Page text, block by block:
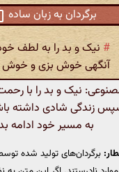
برگردان به زبان ساده
# نیک و بد را به لطف
آنگهی خوش بزی و خوش
نیک و بد را با
زندگی شادی داشته
به مسیر خود ادامه
برگردان‌های تولید شده